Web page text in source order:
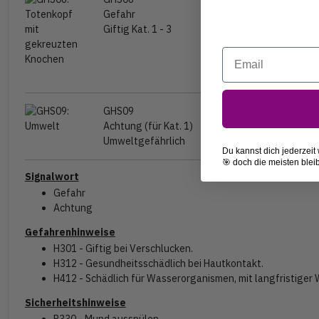
Gefahr
Giftig Kat. 1 - 3
GHS09
Achtung (für Kat. 1)
Umweltgefährlich
Signalwort
Gefahr
Achtung
Gefahrenhinweise
H301 - Giftig bei Verschlucken.
H312 - Gesundheitsschädlich bei Hautkontakt.
H412 - Schädlich für Wasserorganismen, mit langfristiger
Sicherheitshinweise
Email
Du kannst dich
🎯 doch die meisten